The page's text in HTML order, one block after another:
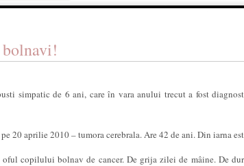
simpatic de 6 ani, care în vara anului trecut a fost
20 aprilie 2010 – tumora cerebrala. Are 42 de ani. Din iarna
oful copilului bolnav de cancer. De grija zilei de mâine. De